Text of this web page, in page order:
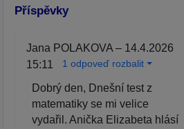
Příspěvky
Jana POLAKOVA – 14.4.2026
15:11
1 odpoveď rozbalit
Dobrý den, Dnešní test z
matematiky se mi velice
vydařil. Anička Elizabeta hlásí